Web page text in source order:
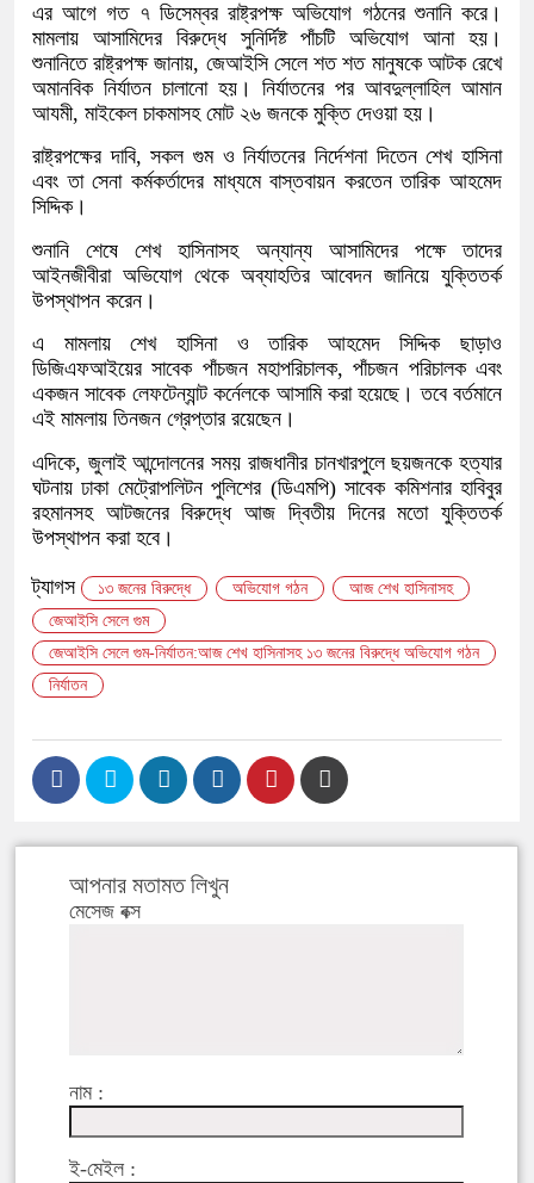
এর আগে গত ৭ ডিসেম্বর রাষ্ট্রপক্ষ অভিযোগ গঠনের শুনানি করে।
মামলায় আসামিদের বিরুদ্ধে সুনির্দিষ্ট পাঁচটি অভিযোগ আনা হয়।
শুনানিতে রাষ্ট্রপক্ষ জানায়, জেআইসি সেলে শত শত মানুষকে আটক রেখে
অমানবিক নির্যাতন চালানো হয়। নির্যাতনের পর আবদুল্লাহিল আমান
আযমী, মাইকেল চাকমাসহ মোট ২৬ জনকে মুক্তি দেওয়া হয়।
রাষ্ট্রপক্ষের দাবি, সকল গুম ও নির্যাতনের নির্দেশনা দিতেন শেখ হাসিনা
এবং তা সেনা কর্মকর্তাদের মাধ্যমে বাস্তবায়ন করতেন তারিক আহমেদ
সিদ্দিক।
শুনানি শেষে শেখ হাসিনাসহ অন্যান্য আসামিদের পক্ষে তাদের
আইনজীবীরা অভিযোগ থেকে অব্যাহতির আবেদন জানিয়ে যুক্তিতর্ক
উপস্থাপন করেন।
এ মামলায় শেখ হাসিনা ও তারিক আহমেদ সিদ্দিক ছাড়াও
ডিজিএফআইয়ের সাবেক পাঁচজন মহাপরিচালক, পাঁচজন পরিচালক এবং
একজন সাবেক লেফটেন্যান্ট কর্নেলকে আসামি করা হয়েছে। তবে বর্তমানে
এই মামলায় তিনজন গ্রেপ্তার রয়েছেন।
এদিকে, জুলাই আন্দোলনের সময় রাজধানীর চানখারপুলে ছয়জনকে হত্যার
ঘটনায় ঢাকা মেট্রোপলিটন পুলিশের (ডিএমপি) সাবেক কমিশনার হাবিবুর
রহমানসহ আটজনের বিরুদ্ধে আজ দ্বিতীয় দিনের মতো যুক্তিতর্ক
উপস্থাপন করা হবে।
ট্যাগস ১৩ জনের বিরুদ্ধে অভিযোগ গঠন
আজ শেখ হাসিনাসহ
জেআইসি সেলে গুম
জেআইসি সেলে গুম-নির্যাতন:আজ শেখ হাসিনাসহ ১৩ জনের বিরুদ্ধে অভিযোগ গঠন
নির্যাতন
আপনার মতামত লিখুন
মেসেজ বক্স
নাম :
ই-মেইল :